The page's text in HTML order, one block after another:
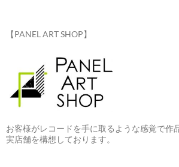
【PANEL ART SHOP】
お客様がレコードを手に取るような感覚で作
実店舗を構想しております。